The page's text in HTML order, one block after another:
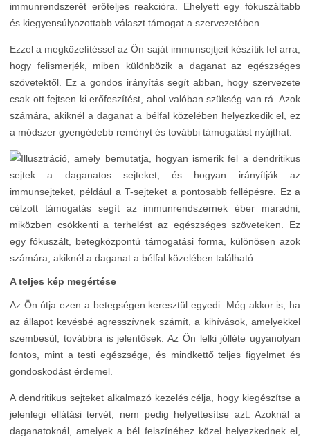
immunrendszerét erőteljes reakcióra. Ehelyett egy fókuszáltabb
és kiegyensúlyozottabb választ támogat a szervezetében.
Ezzel a megközelítéssel az Ön saját immunsejtjeit készítik fel arra,
hogy felismerjék, miben különbözik a daganat az egészséges
szövetektől. Ez a gondos irányítás segít abban, hogy szervezete
csak ott fejtsen ki erőfeszítést, ahol valóban szükség van rá. Azok
számára, akiknél a daganat a bélfal közelében helyezkedik el, ez
a módszer gyengédebb reményt és további támogatást nyújthat.
A teljes kép megértése
Az Ön útja ezen a betegségen keresztül egyedi. Még akkor is, ha
az állapot kevésbé agresszívnek számít, a kihívások, amelyekkel
szembesül, továbbra is jelentősek. Az Ön lelki jólléte ugyanolyan
fontos, mint a testi egészsége, és mindkettő teljes figyelmet és
gondoskodást érdemel.
A dendritikus sejteket alkalmazó kezelés célja, hogy kiegészítse a
jelenlegi ellátási tervét, nem pedig helyettesítse azt. Azoknál a
daganatoknál, amelyek a bél felszínéhez közel helyezkednek el,